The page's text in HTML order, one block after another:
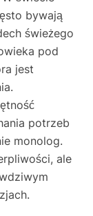
bywają
świeżego
pod
jest
potrzeb
monolog.
ale